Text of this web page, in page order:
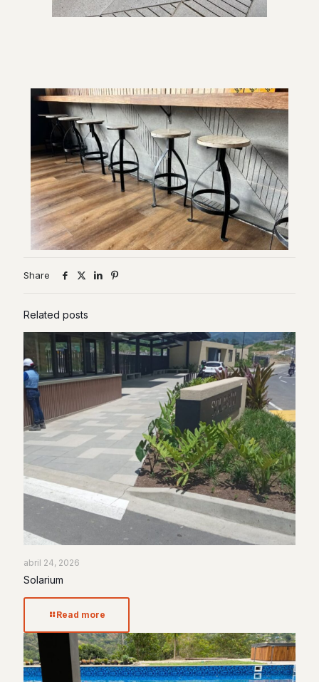
Share
Related posts
abril 24, 2026
Solarium
Read more